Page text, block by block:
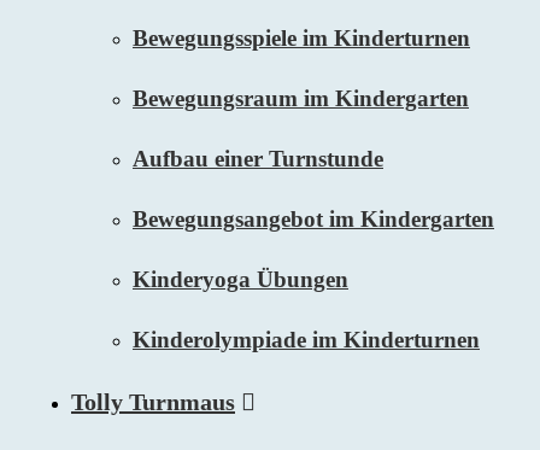
Bewegungsspiele im Kinderturnen
Bewegungsraum im Kindergarten
Aufbau einer Turnstunde
Bewegungsangebot im Kindergarten
Kinderyoga Übungen
Kinderolympiade im Kinderturnen
Tolly Turnmaus